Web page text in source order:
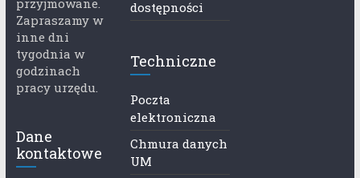
przyjmowane.
Zapraszamy w
inne dni
tygodnia w
godzinach
pracy urzędu.
Dane
kontaktowe
dostępności
Techniczne
Poczta
elektroniczna
Chmura danych
UM